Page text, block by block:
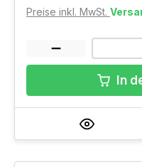
Preise inkl. MwSt.
In